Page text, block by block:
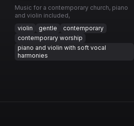
Music for a contemporary church, piano
and violin included,
violin
gentle
contemporary
contemporary worship
piano and violin with soft vocal
harmonies